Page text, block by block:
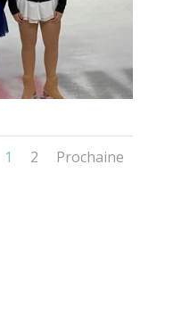
1 2 Prochaine